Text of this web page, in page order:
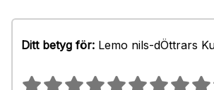
Ditt betyg för: Lemo nils-dÖttrars